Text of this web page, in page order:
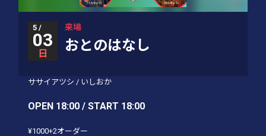
5 /
03
日
来場
おとのはなし
ササイアツシ / いしおか
OPEN 18:00 / START 18:00
¥1000+2オーダー